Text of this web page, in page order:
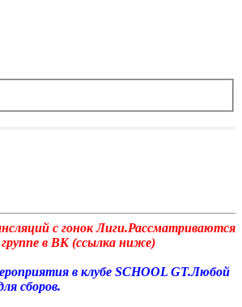
с гонок Лиги.Рассматриваются
в ВК (ссылка ниже)
в клубе SCHOOL GT.Любой
сборов.